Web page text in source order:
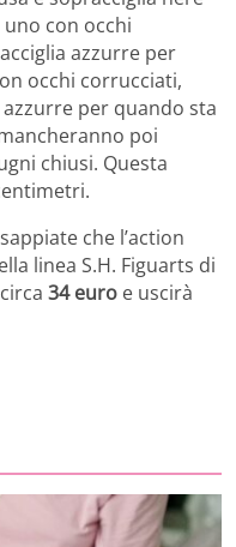
con occhi
azzurre per
occhi corrucciati,
per quando sta
poi
chiusi. Questa
che l’action
linea S.H. Figuarts di
34 euro e uscirà